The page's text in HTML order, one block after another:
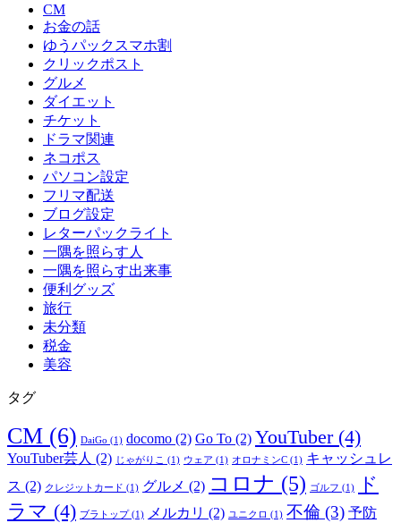
CM
お金の話
ゆうパックスマホ割
クリックポスト
グルメ
ダイエット
チケット
ドラマ関連
ネコポス
パソコン設定
フリマ配送
ブログ設定
レターパックライト
一隅を照らす人
一隅を照らす出来事
便利グッズ
旅行
未分類
税金
美容
タグ
CM (6) DaiGo (1) docomo (2) Go To (2) YouTuber(4)
YouTuber芸人 (2) じゃがりこ (1) ウェア (1) オロナミンC (1) キャッシュレ
ス (2) クレジットカード (1) グルメ (2) コロナ (5) ゴルフ (1)
ド
ラマ (4) ブラトップ(1) メルカリ (2) ユニクロ (1) 不倫 (3) 予防